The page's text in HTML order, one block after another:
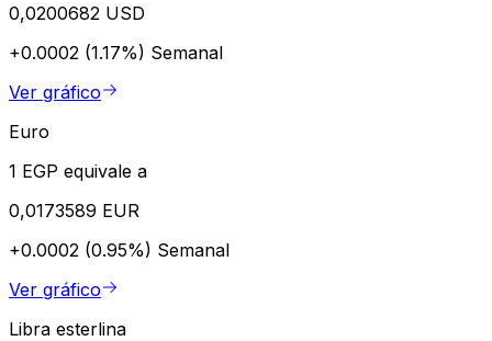
0,0200682 USD
+0.0002 (1.17%) Semanal
Ver gráfico
Euro
1 EGP equivale a
0,0173589 EUR
+0.0002 (0.95%) Semanal
Ver gráfico
Libra esterlina